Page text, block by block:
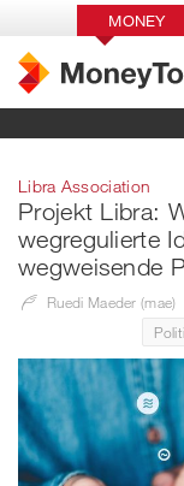
MONEY
Libra Association
Projekt Libra:
wegregulierte
wegweisende
Ruedi Maeder (mae)